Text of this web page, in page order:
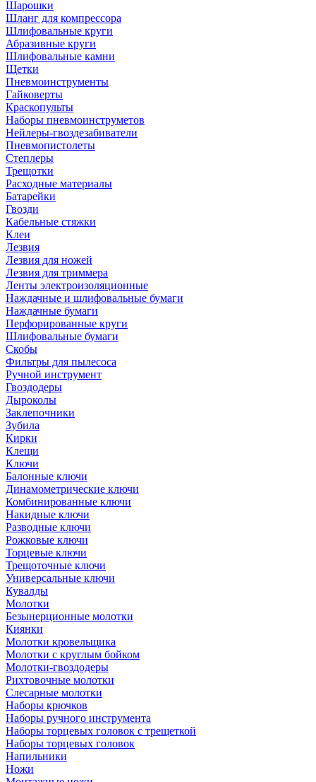
Шарошки
Шланг для компрессора
Шлифовальные круги
Абразивные круги
Шлифовальные камни
Щетки
Пневмоинструменты
Гайковерты
Краскопульты
Наборы пневмоинструметов
Нейлеры-гвоздезабиватели
Пневмопистолеты
Степлеры
Трещотки
Расходные материалы
Батарейки
Гвозди
Кабельные стяжки
Клеи
Лезвия
Лезвия для ножей
Лезвия для триммера
Ленты электроизоляционные
Наждачные и шлифовальные бумаги
Наждачные бумаги
Перфорированные круги
Шлифовальные бумаги
Скобы
Фильтры для пылесоса
Ручной инструмент
Гвоздодеры
Дыроколы
Заклепочники
Зубила
Кирки
Клещи
Ключи
Балонные ключи
Динамометрические ключи
Комбинированные ключи
Накидные ключи
Разводные ключи
Рожковые ключи
Торцевые ключи
Трещоточные ключи
Универсальные ключи
Кувалды
Молотки
Безынерционные молотки
Киянки
Молотки кровельщика
Молотки с круглым бойком
Молотки-гвоздодеры
Рихтовочные молотки
Слесарные молотки
Наборы крючков
Наборы ручного инструмента
Наборы торцевых головок с трещеткой
Наборы торцевых головок
Напильники
Ножи